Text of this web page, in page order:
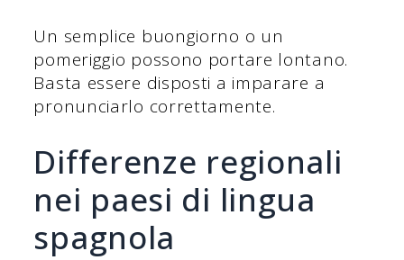
Un semplice buongiorno o un
pomeriggio possono portare lontano.
Basta essere disposti a imparare a
pronunciarlo correttamente.
Differenze regionali
nei paesi di lingua
spagnola